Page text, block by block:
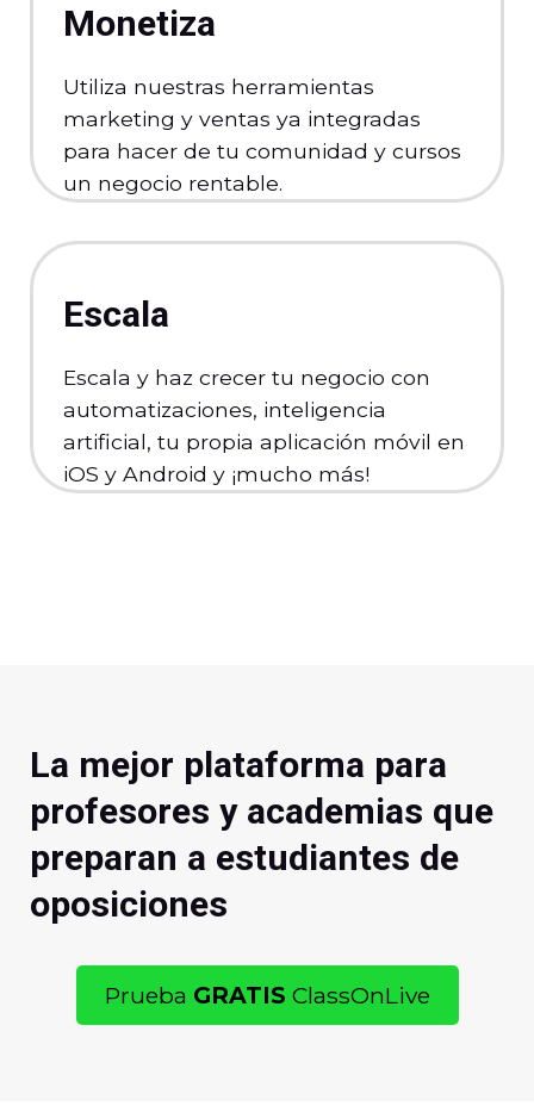
Monetiza
Utiliza nuestras herramientas
marketing y ventas ya integradas
para hacer de tu comunidad y cursos
un negocio rentable.
Escala
Escala y haz crecer tu negocio con
automatizaciones, inteligencia
artificial, tu propia aplicación móvil en
iOS y Android y ¡mucho más!
La mejor plataforma para
profesores y academias que
preparan a estudiantes de
oposiciones
Prueba GRATIS ClassOnLive